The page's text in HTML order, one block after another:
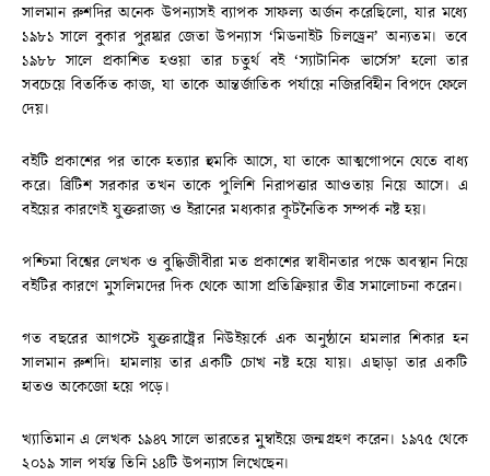
সালমান রুশদির অনেক উপন্যাসই ব্যাপক সাফল্য অর্জন করেছিলো, যার মধ্যে
১৯৮১ সালে বুকার পুরষ্কার জেতা উপন্যাস ‘মিডনাইট চিলড্রেন’ অন্যতম। তবে
১৯৮৮ সালে প্রকাশিত হওয়া তার চতুর্থ বই ‘স্যাটানিক ভার্সেস’ হলো তার
সবচেয়ে বিতর্কিত কাজ, যা তাকে আন্তর্জাতিক পর্যায়ে নজিরবিহীন বিপদে ফেলে
দেয়।
বইটি প্রকাশের পর তাকে হত্যার হুমকি আসে, যা তাকে আত্মগোপনে যেতে বাধ্য
করে। ব্রিটিশ সরকার তখন তাকে পুলিশি নিরাপত্তার আওতায় নিয়ে আসে। এ
বইয়ের কারণেই যুক্তরাজ্য ও ইরানের মধ্যকার কূটনৈতিক সম্পর্ক নষ্ট হয়।
পশ্চিমা বিশ্বের লেখক ও বুদ্ধিজীবীরা মত প্রকাশের স্বাধীনতার পক্ষে অবস্থান নিয়ে
বইটির কারণে মুসলিমদের দিক থেকে আসা প্রতিক্রিয়ার তীব্র সমালোচনা করেন।
গত বছরের আগস্টে যুক্তরাষ্ট্রের নিউইয়র্কে এক অনুষ্ঠানে হামলার শিকার হন
সালমান রুশদি। হামলায় তার একটি চোখ নষ্ট হয়ে যায়। এছাড়া তার একটি
হাতও অকেজো হয়ে পড়ে।
খ্যাতিমান এ লেখক ১৯৪৭ সালে ভারতের মুম্বাইয়ে জন্মগ্রহণ করেন। ১৯৭৫ থেকে
২০১৯ সাল পর্যন্ত তিনি ১৪টি উপন্যাস লিখেছেন।